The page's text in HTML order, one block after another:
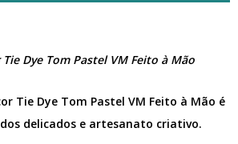
Dye Tom Pastel VM Feito à Mão
Tie Dye Tom Pastel VM Feito à Mão é
delicados e artesanato criativo.